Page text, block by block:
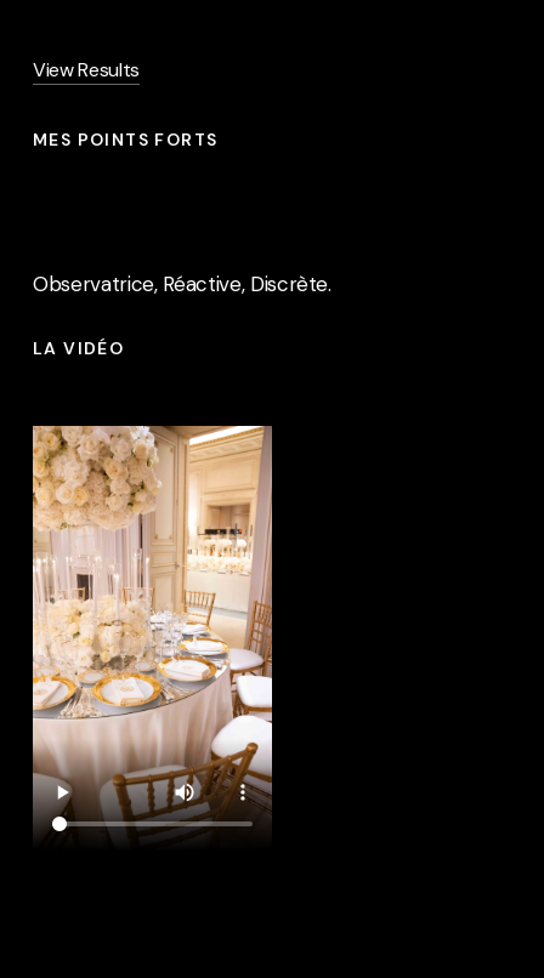
View Results
MES POINTS FORTS
Observatrice, Réactive, Discrète.
LA VIDÉO